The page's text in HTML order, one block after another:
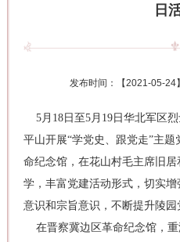
日
发布时间：【2021-05-24
5月18日至5月19日华北军区烈
平山开展“学党史、跟党走”主
命纪念馆，在花山村毛主席旧
学，丰富党建活动形式，切实
意识和宗旨意识，不断提升陵园
在晋察冀边区革命纪念馆，重